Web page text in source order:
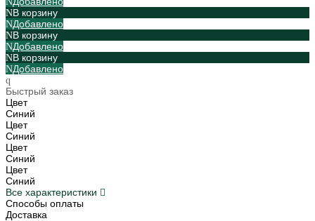
В корзину
Добавлено
В корзину
Добавлено
В корзину
Добавлено
Быстрый заказ
Цвет
Синий
Цвет
Синий
Цвет
Синий
Цвет
Синий
Все характеристики
Способы оплаты
Доставка